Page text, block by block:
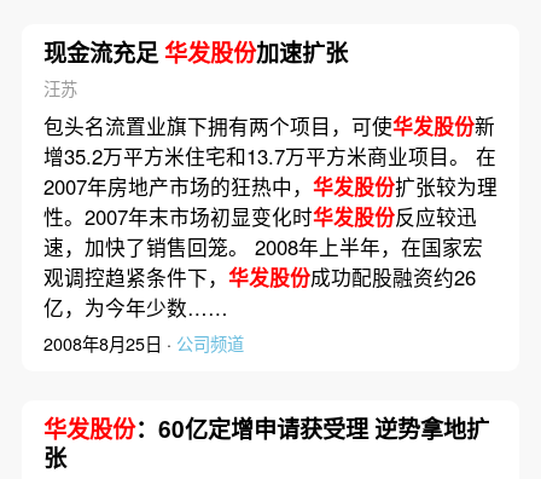
现金流充足华发股份加速扩张
汪苏
包头名流置业旗下拥有两个项目，可使华发股份新
增35.2万平方米住宅和13.7万平方米商业项目。 在
2007年房地产市场的狂热中， 华发股份扩张较为理
性。2007年末市场初显变化时华发股份反应较迅
速，加快了销售回笼。 2008年上半年，在国家宏
观调控趋紧条件下， 华发股份成功配股融资约26
亿，为今年少数……
2008年8月25日 · 公司频道
华发股份：60亿定增申请获受理 逆势拿地扩
张